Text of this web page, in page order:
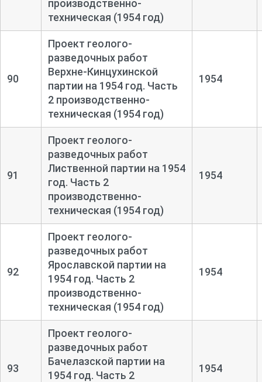
производственно-
техническая (1954 год)
90
Проект геолого-
разведочных работ
Верхне-Кинцухинской
партии на 1954 год. Часть
2 производственно-
техническая (1954 год)
1954
91
Проект геолого-
разведочных работ
Лиственной партии на 1954
год. Часть 2
производственно-
техническая (1954 год)
1954
92
Проект геолого-
разведочных работ
Ярославской партии на
1954 год. Часть 2
производственно-
техническая (1954 год)
1954
93
Проект геолого-
разведочных работ
Бачелазской партии на
1954 год. Часть 2
1954